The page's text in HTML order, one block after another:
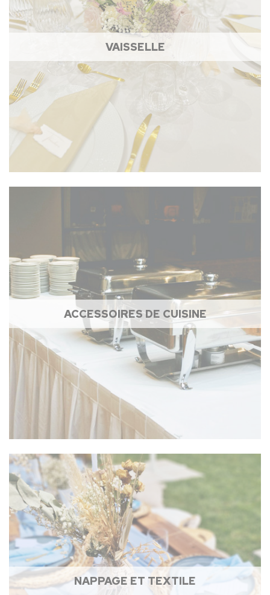
VAISSELLE
ACCESSOIRES DE CUISINE
NAPPAGE ET TEXTILE